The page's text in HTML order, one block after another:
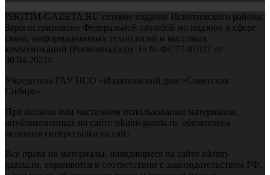
ISKITIM-GAZETA.RU сетевое издание Искитимского района.
Зарегистрировано Федеральной службой по надзору в сфере
связи, информационных технологий и массовых
коммуникаций (Роскомнадзор) Эл № ФС77-81027 от
30.04.2021г.
Учредитель ГАУ НСО «Издательский дом «Советская
Сибирь»
При полном или частичном использовании материалов,
опубликованных на сайте iskitim-gazeta.ru, обязательна
активная гиперссылка на сайт
Все права на материалы, находящиеся на сайте iskitim-
gazeta.ru, охраняются в соответствии с законодательством РФ,